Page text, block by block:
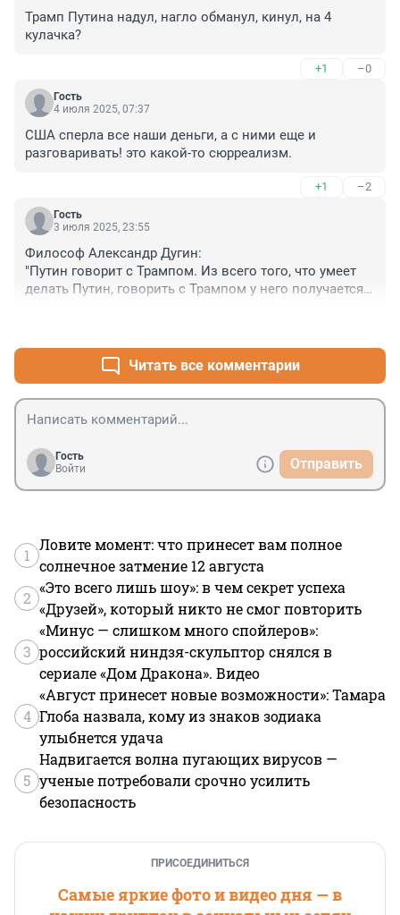
Трамп Путина надул, нагло обманул, кинул, на 4
кулачка?
+1 –0
Гость
4 июля 2025, 07:37
США сперла все наши деньги, а с ними еще и
разговаривать! это какой-то сюрреализм.
+1 –2
Гость
3 июля 2025, 23:55
Философ Александр Дугин:
"Путин говорит с Трампом. Из всего того, что умеет
делать Путин, говорить с Трампом у него получается
Читать все комментарии
Гость
Войти
Отправить
1
Ловите момент: что принесет вам полное
солнечное затмение 12 августа
2
«Это всего лишь шоу»: в чем секрет успеха
«Друзей», который никто не смог повторить
3
«Минус — слишком много спойлеров»:
российский ниндзя-скульптор снялся в
сериале «Дом Дракона». Видео
4
«Август принесет новые возможности»: Тамара
Глоба назвала, кому из знаков зодиака
улыбнется удача
5
Надвигается волна пугающих вирусов —
ученые потребовали срочно усилить
безопасность
ПРИСОЕДИНИТЬСЯ
Самые яркие фото и видео дня — в